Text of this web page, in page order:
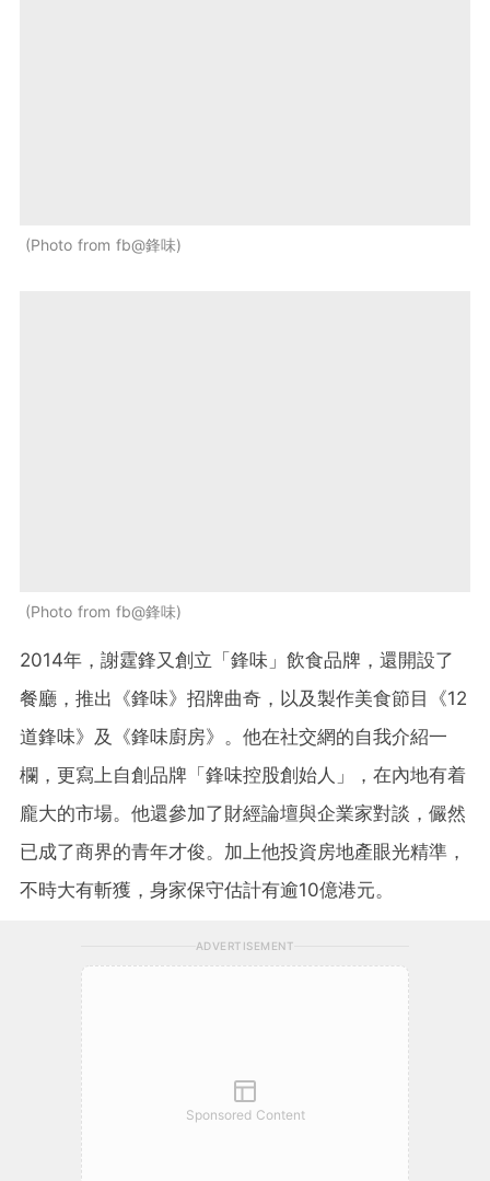
Photo from fb@鋒味
Photo from fb@鋒味
2014年，謝霆鋒又創立「鋒味」飲食品牌，還開設了
餐廳，推出《鋒味》招牌曲奇，以及製作美食節目《12
道鋒味》及《鋒味廚房》。他在社交網的自我介紹一
欄，更寫上自創品牌「鋒味控股創始人」，在內地有着
龐大的市場。他還參加了財經論壇與企業家對談，儼然
已成了商界的青年才俊。加上他投資房地產眼光精準，
不時大有斬獲，身家保守估計有逾10億港元。
ADVERTISEMENT
Sponsored Content